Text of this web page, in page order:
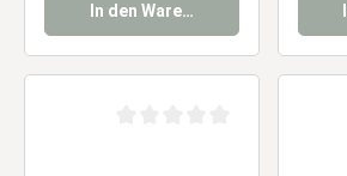
In den Warenkorb